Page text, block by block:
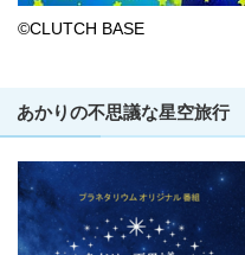
©CLUTCH BASE
あかりの不思議な星空旅行